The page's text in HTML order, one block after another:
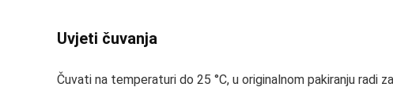
Uvjeti čuvanja
Čuvati na temperaturi do 25 °C, u originalnom pakiranju